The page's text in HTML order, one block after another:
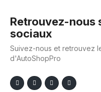
Retrouvez-nous
sociaux
Suivez-nous et retrouvez
d'AutoShopPro